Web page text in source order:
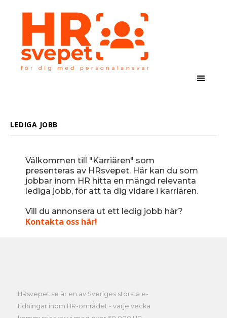
LEDIGA JOBB
Välkommen till "Karriären" som
presenteras av HRsvepet. Här kan du som
jobbar inom HR hitta en mängd relevanta
lediga jobb, för att ta dig vidare i karriären.
Vill du annonsera ut ett ledig jobb här?
Kontakta oss här!
HRsvepet.se är en av Sveriges största e-
tidningar inom HR-området - varje vecka